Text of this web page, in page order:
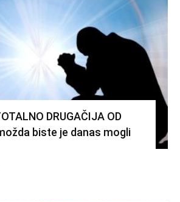
DRUGAČIJA OD
biste je danas mogli